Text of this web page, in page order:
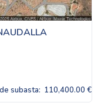
subasta: 110,400.00 €